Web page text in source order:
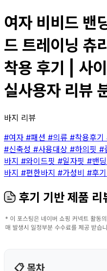
여자 비비드 밴
드 트레이닝 츄
착용 후기 | 사
실사용자 리뷰
바지 리뷰
#여자 #패션 #의류 #착용후기
#신축성 #사용대상 #하의핏 #
바지 #와이드핏 #일자핏 #밴
바지 #편한바지 #가성비 #후기
후기 기반 제품 리
📋 목차